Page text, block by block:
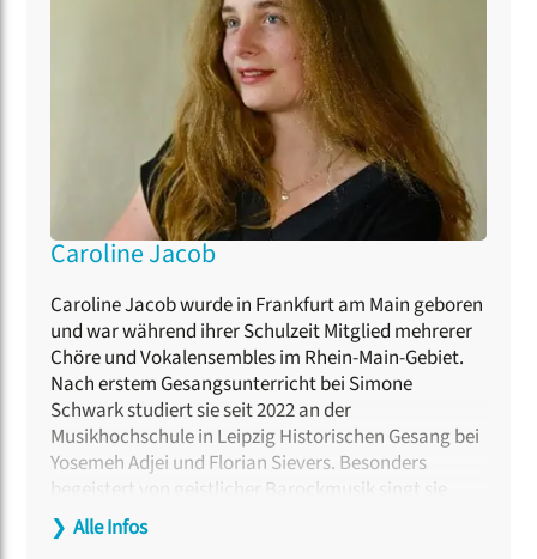
Caroline Jacob
Caroline Jacob wurde in Frankfurt am Main geboren
und war während ihrer Schulzeit Mitglied mehrerer
Chöre und Vokalensembles im Rhein-Main-Gebiet.
Nach erstem Gesangsunterricht bei Simone
Schwark studiert sie seit 2022 an der
Musikhochschule in Leipzig Historischen Gesang bei
Yosemeh Adjei und Florian Sievers. Besonders
begeistert von geistlicher Barockmusik singt sie
regelmäßig als Solistin in Gottesdiensten und
Konzerten. Im Jahr 2024 war sie Finalistin beim XXIV.
❯ Alle Infos